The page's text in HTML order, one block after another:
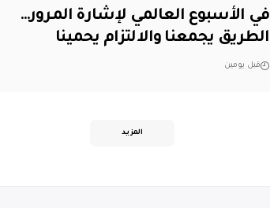
في الأسبوع العالمي لإشارة المرور…
الطريق يجمعنا والالتزام يحمينا
قبل يومين
المزيد